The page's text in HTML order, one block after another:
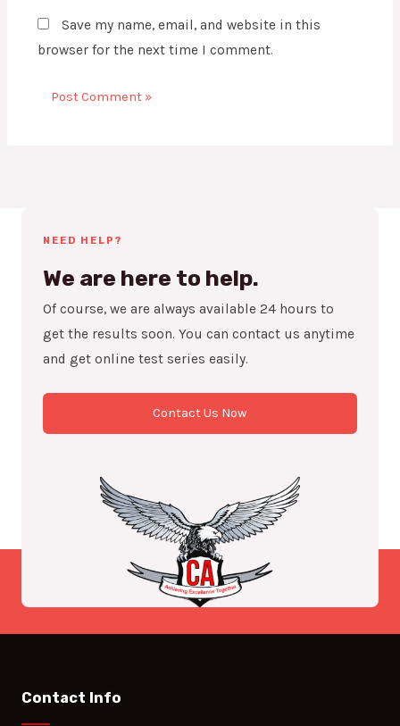
Save my name, email, and website in this
browser for the next time I comment.
NEED HELP?
We are here to help.
Of course, we are always available 24 hours to
get the results soon. You can contact us anytime
and get online test series easily.
Contact Us Now
Contact Info